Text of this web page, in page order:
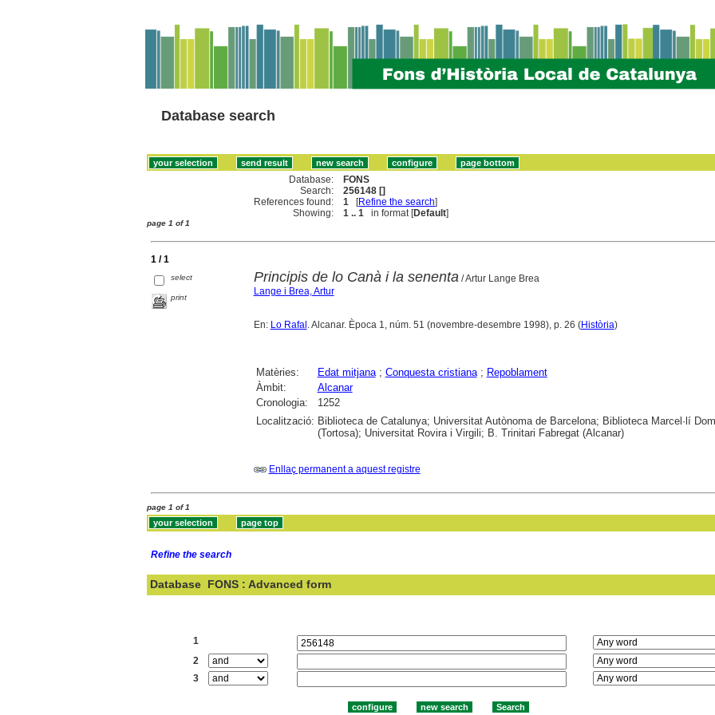
Database search
Database:
FONS
Search:
256148 []
References found:
1 [Refine the search]
Showing:
1 .. 1 in format [Default]
page 1 of 1
1 / 1
select
print
Principis de lo Canà i la senenta/ Artur Lange Brea
Lange i Brea, Artur
En: Lo Rafal. Alcanar. Època 1, núm. 51 (novembre-desembre 1998), p. 26 (Història)
Matèries: Edat mitjana; Conquesta cristiana; Repoblament
Àmbit:
Alcanar
Cronologia:
1252
Localització: Biblioteca de Catalunya; Universitat Autònoma de Barcelona; Biblioteca Marcel·lí
(Tortosa); Universitat Rovira i Virgili; B. Trinitari Fabregat (Alcanar)
Enllaç permanent a aquest registre
page 1 of 1
Refine the search
Database FONS : Advanced form
1
2
3